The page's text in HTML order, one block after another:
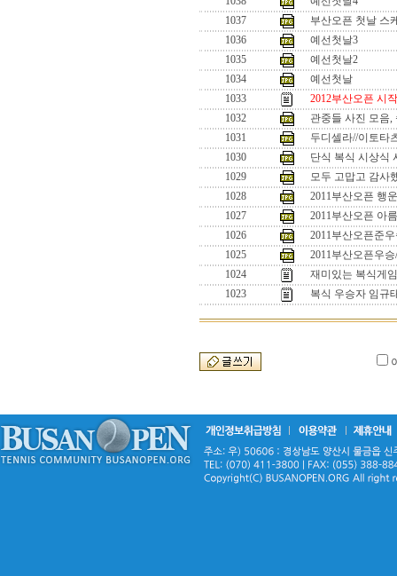
1037
부산오픈 첫날 스
1036
예선첫날3
1035
예선첫날2
1034
예선첫날
1033
2012부산오픈 시작
1032
관중들 사진 모음,
1031
두디셀라//이토타
1030
단식 복식 시상식
1029
모두 고맙고 감사
1028
2011부산오픈 행
1027
2011부산오픈 아
1026
2011부산오픈준
1025
2011부산오픈우
1024
재미있는 복식게
1023
복식 우승자 임규